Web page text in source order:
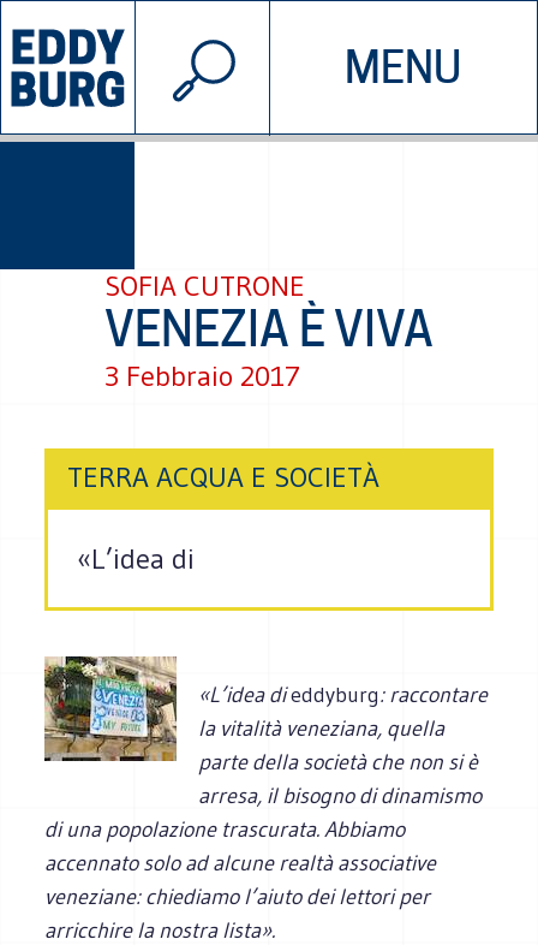
MENU
INIZIATIVE CHI SIAMO
© 2026 EDDYBURG
SOFIA CUTRONE
VENEZIA È VIVA
3 Febbraio 2017
TERRA ACQUA E SOCIETÀ
«L’idea di
«L’idea dieddyburg: raccontare
la vitalità veneziana, quella
parte della società che non si è
arresa, il bisogno di dinamismo
di una popolazione trascurata. Abbiamo
accennato solo ad alcune realtà associative
veneziane: chiediamo l’aiuto dei lettori per
arricchire la nostra lista».